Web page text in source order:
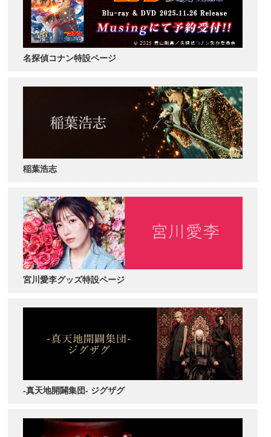
名探偵コナン特設ページ
稲葉浩志
宮川愛李グッズ特設ページ
-真天地開闢集団- ジグザグ